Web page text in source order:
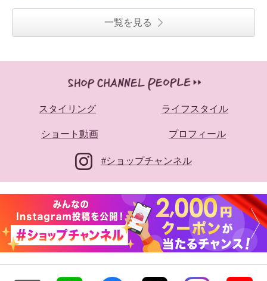
一覧を見る
スタイリング ライフスタイル
ショート動画 プロフィール
#ショップチャンネル